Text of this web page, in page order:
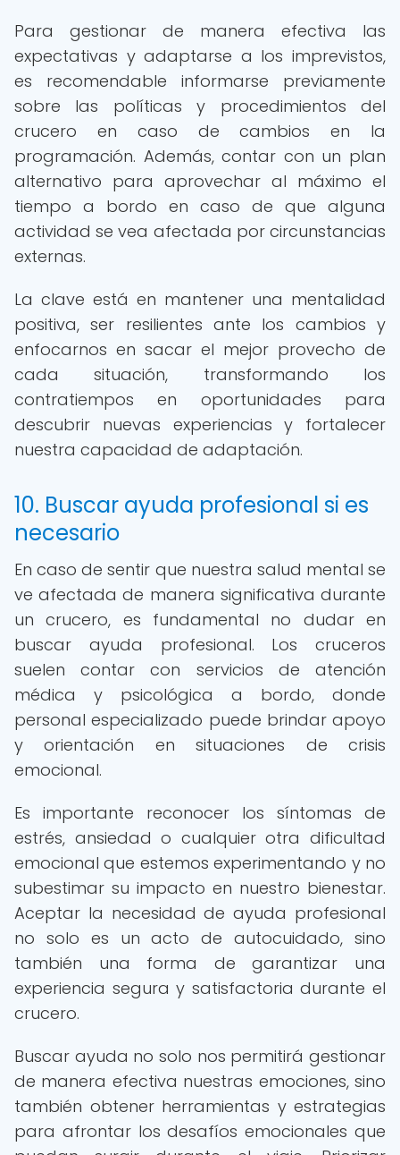
Para gestionar de manera efectiva las
expectativas y adaptarse a los imprevistos,
es recomendable informarse previamente
sobre las políticas y procedimientos del
crucero en caso de cambios en la
programación. Además, contar con un plan
alternativo para aprovechar al máximo el
tiempo a bordo en caso de que alguna
actividad se vea afectada por circunstancias
externas.
La clave está en mantener una mentalidad
positiva, ser resilientes ante los cambios y
enfocarnos en sacar el mejor provecho de
cada situación, transformando los
contratiempos en oportunidades para
descubrir nuevas experiencias y fortalecer
nuestra capacidad de adaptación.
10. Buscar ayuda profesional si es
necesario
En caso de sentir que nuestra salud mental se
ve afectada de manera significativa durante
un crucero, es fundamental no dudar en
buscar ayuda profesional. Los cruceros
suelen contar con servicios de atención
médica y psicológica a bordo, donde
personal especializado puede brindar apoyo
y orientación en situaciones de crisis
emocional.
Es importante reconocer los síntomas de
estrés, ansiedad o cualquier otra dificultad
emocional que estemos experimentando y no
subestimar su impacto en nuestro bienestar.
Aceptar la necesidad de ayuda profesional
no solo es un acto de autocuidado, sino
también una forma de garantizar una
experiencia segura y satisfactoria durante el
crucero.
Buscar ayuda no solo nos permitirá gestionar
de manera efectiva nuestras emociones, sino
también obtener herramientas y estrategias
para afrontar los desafíos emocionales que